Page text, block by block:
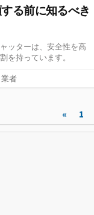
る前に知るべき
ッターは、安全性を高
を持っています。
業者
« 1